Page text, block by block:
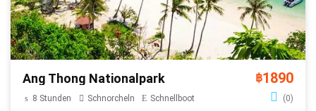
Ang Thong Nationalpark ฿1890
8 Stunden Schnorcheln Schnellboot (0)